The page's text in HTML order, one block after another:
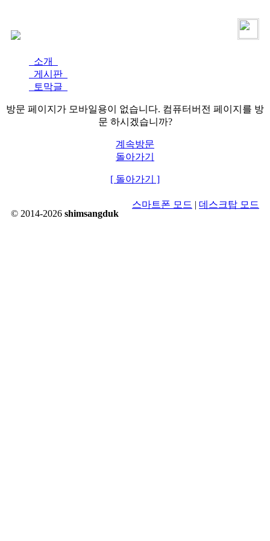
소개
게시판
토막글
방문 페이지가 모바일용이 없습니다. 컴퓨터버전 페이지를 방
문 하시겠습니까?
계속방문
돌아가기
[ 돌아가기 ]
© 2014-2026 shimsangduk
스마트폰 모드 | 데스크탑 모드